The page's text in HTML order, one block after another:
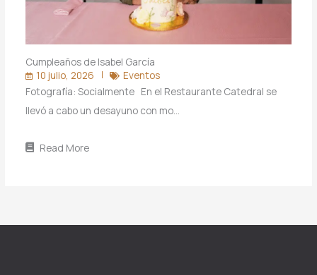
Cumpleaños de Isabel García
10 julio, 2026
Eventos
Fotografía: Socialmente En el Restaurante Catedral se
llevó a cabo un desayuno con mo…
Read More